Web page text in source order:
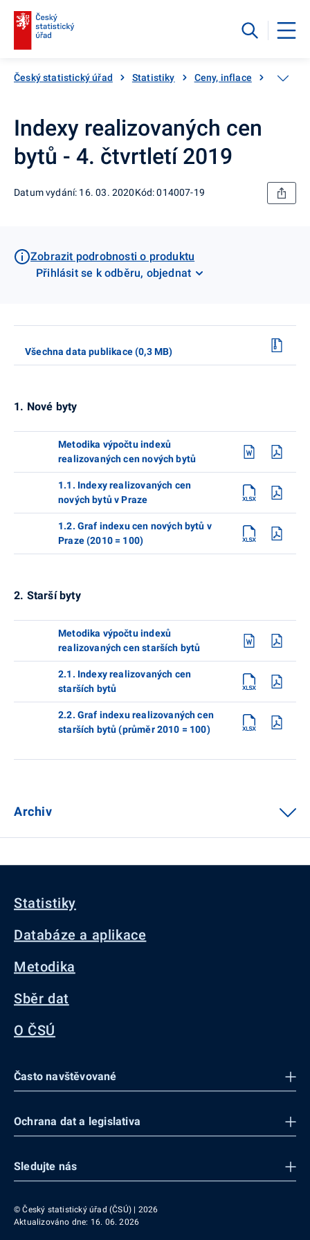
Český statistický úřad Statistiky Ceny, inflace Ceny
Indexy realizovaných cen
bytů - 4. čtvrtletí 2019
Datum vydání: 16. 03. 2020Kód: 014007-19
Zobrazit podrobnosti o produktu
Přihlásit se k odběru, objednat
Všechna data publikace (0,3 MB)
1. Nové byty
Metodika výpočtu indexů
realizovaných cen nových bytů
1.1. Indexy realizovaných cen
nových bytů v Praze
1.2. Graf indexu cen nových bytů v
Praze (2010 = 100)
2. Starší byty
Metodika výpočtu indexů
realizovaných cen starších bytů
2.1. Indexy realizovaných cen
starších bytů
2.2. Graf indexu realizovaných cen
starších bytů (průměr 2010 = 100)
Archiv
Statistiky
Databáze a aplikace
Metodika
Sběr dat
O ČSÚ
Často navštěvované
Ochrana dat a legislativa
Sledujte nás
© Český statistický úřad (ČSÚ) | 2026
Aktualizováno dne: 16. 06. 2026